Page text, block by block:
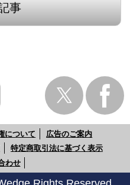
事
について
広告のご案内
特定商取引法に基づく表示
わせ